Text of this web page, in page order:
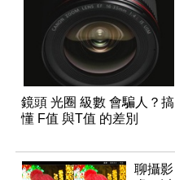
鏡頭 光圈 級數 會騙人？搞
懂 F值 與T值 的差別
聊攝